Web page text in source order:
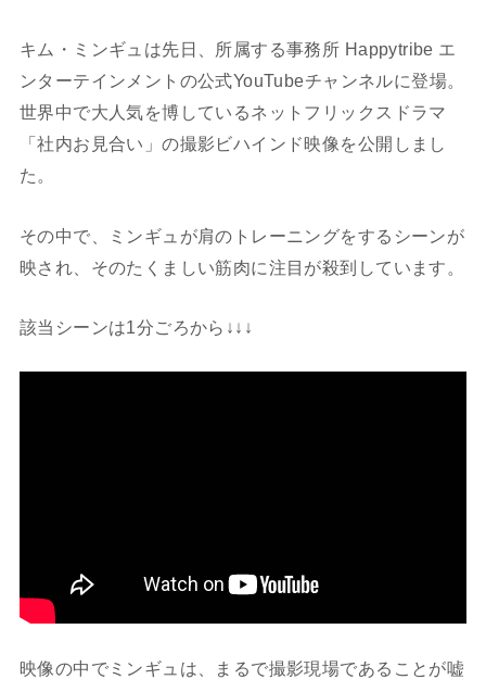
キム・ミンギュは先日、所属する事務所 Happytribe エ
ンターテインメントの公式YouTubeチャンネルに登場。
世界中で大人気を博しているネットフリックスドラマ
「社内お見合い」の撮影ビハインド映像を公開しまし
た。
その中で、ミンギュが肩のトレーニングをするシーンが
映され、そのたくましい筋肉に注目が殺到しています。
該当シーンは1分ごろから↓↓↓
映像の中でミンギュは、まるで撮影現場であることが嘘